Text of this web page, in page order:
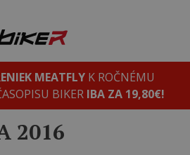
MEATFLYK ROČNÉMU
BIKER IBA ZA 19,80€!
2016